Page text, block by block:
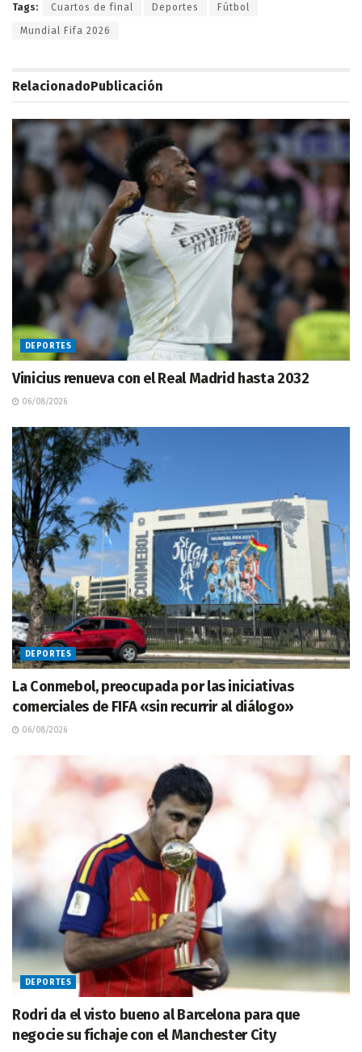
Tags: Cuartos de final Deportes Fútbol
Mundial Fifa 2026
RelacionadoPublicación
DEPORTES
Vinicius renueva con el Real Madrid hasta 2032
06/08/2026
DEPORTES
La Conmebol, preocupada por las iniciativas
comerciales de FIFA «sin recurrir al diálogo»
06/08/2026
DEPORTES
Rodri da el visto bueno al Barcelona para que
negocie su fichaje con el Manchester City